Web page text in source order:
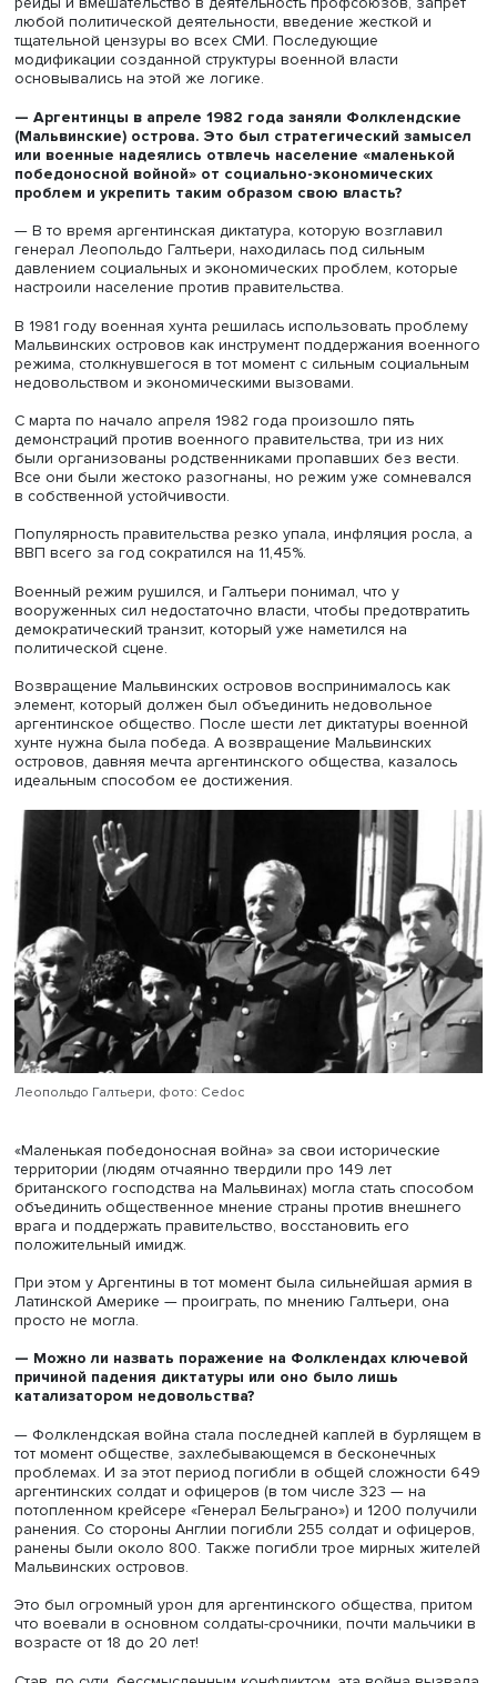
Эрнесто Сабато), число людей, пропавших без вести в
Аргентине в 1976–1983 годах, достигло 30 000.
— Чем можно объяснить столь брутальные
— Военная хунта взяла за основу стратегию террора,
благодаря которой поощрялись любые действия
проправительственных структур, ориентированные на
запугивание населения, террор стал стратегией
политического контроля. В Аргентине поддерживался
жестокий террор, при котором постоянные
людей были основным инструментом давления на
Все это привело к полному рассеиванию оппозиции и
— Как была выстроена структура военной власти?
подчиненностей .Так, первые меры, принятые военной
переворота, состоящей из трех главнокомандующих
вооруженными силами (Хорхе Рафаэля Видела, Эмилио
Эдуардо Массера и Орландо Рамона Агости), включали
следующее: введение осадного и военного
введение смертной казни для оппозиции, закрытие
Национального конгресса, замена всех членов судов
рейды и вмешательство в деятельность профсоюзов,
любой политической деятельности, введение жесткой и
тщательной цензуры во всех СМИ. Последующие
основывались на этой же логике.
— Аргентинцы в апреле 1982 года заняли
(Мальвинские) острова. Это был стратегический
или военные надеялись отвлечь население
победоносной войной» от социально-экономических
проблем и укрепить таким образом свою власть?
— В то время аргентинская диктатура, которую
генерал Леопольдо Галтьери, находилась под сильным
давлением социальных и экономических проблем,
настроили население против правительства.
В 1981 году военная хунта решилась использовать
Мальвинских островов как инструмент поддержания
режима, столкнувшегося в тот момент с сильным
недовольством и экономическими вызовами.
С марта по начало апреля 1982 года произошло пять
демонстраций против военного правительства, три из
Все они были жестоко разогнаны, но режим уже
в собственной устойчивости.
Популярность правительства резко упала, инфляция
ВВП всего за год сократился на 11,45%.
Военный режим рушился, и Галтьери понимал, что у
вооруженных сил недостаточно власти, чтобы
демократический транзит, который уже наметился на
Возвращение Мальвинских островов воспринималось
элемент, который должен был объединить недовольное
аргентинское общество. После шести лет диктатуры
хунте нужна была победа. А возвращение Мальвинских
островов, давняя мечта аргентинского общества,
идеальным способом ее достижения.